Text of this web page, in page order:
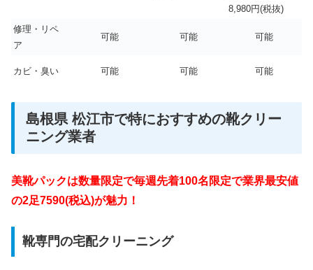
8,980円(税抜)
修理・リペ
ア
可能 可能 可能
カビ・臭い 可能 可能 可能
島根県 松江市で特におすすめの靴クリー
ニング業者
美靴パックは数量限定で毎週先着100名限定で業界最安値
の2足7590(税込)が魅力！
靴専門の宅配クリーニング